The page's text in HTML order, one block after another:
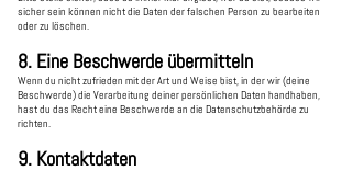
sicher sein können nicht die Daten der falschen Person zu bearbeiten
oder zu löschen.
8. Eine Beschwerde übermitteln
Wenn du nicht zufrieden mit der Art und Weise bist, in der wir (deine
Beschwerde) die Verarbeitung deiner persönlichen Daten handhaben,
hast du das Recht eine Beschwerde an die Datenschutzbehörde zu
richten.
9. Kontaktdaten